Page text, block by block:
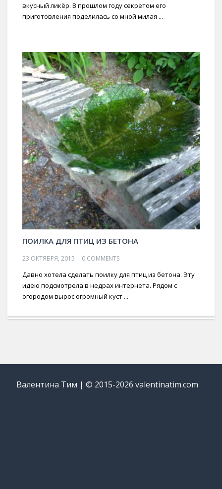
вкусный ликёр. В прошлом году секретом его
приготовления поделилась со мной милая ...
ПОИЛКА ДЛЯ ПТИЦ ИЗ БЕТОНА
23 ОКТЯБРЯ, 2015 0 COMMENTS
Давно хотела сделать поилку для птиц из бетона. Эту
идею подсмотрела в недрах интернета. Рядом с
огородом вырос огромный куст ...
Валентина Тим | © 2015-2026 valentinatim.com